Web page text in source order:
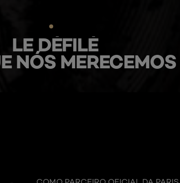
LE DÉFILÉ
NÓS MERECEMOS